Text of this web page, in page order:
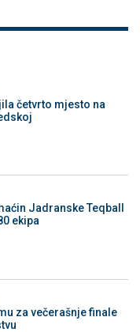
četvrto mjesto na
Jadranske Teqball
ekipa
za večerašnje finale